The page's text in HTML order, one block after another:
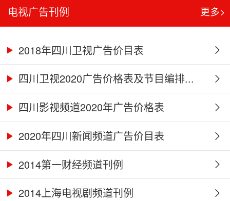
电视广告刊例 更多>
2018年四川卫视广告价目表
四川卫视2020广告价格表及节目编排...
四川影视频道2020年广告价格表
2020年四川新闻频道广告价目表
2014第一财经频道刊例
2014上海电视剧频道刊例